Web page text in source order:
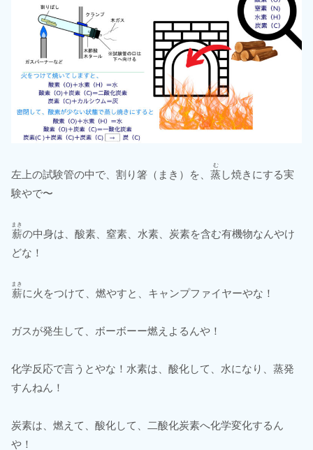
左上の試験管の中で、割り箸（まき）を、 蒸
む
し焼きにする実
験やで〜
薪
まき
の中身は、酸素、窒素、水素、炭素を含む有機物なんやけ
どな！
薪
まき
に火をつけて、燃やすと、キャンプファイヤーやな！
ガスが発生して、ボーボーー燃えよるんや！
化学反応で言うとやな！水素は、酸化して、水になり、蒸発
すんねん！
炭素は、燃えて、酸化して、二酸化炭素へ化学変化するん
や！